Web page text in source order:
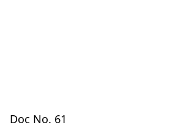
Doc No. 61